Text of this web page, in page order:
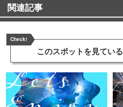
関連記事
Check!
このスポットを見ている